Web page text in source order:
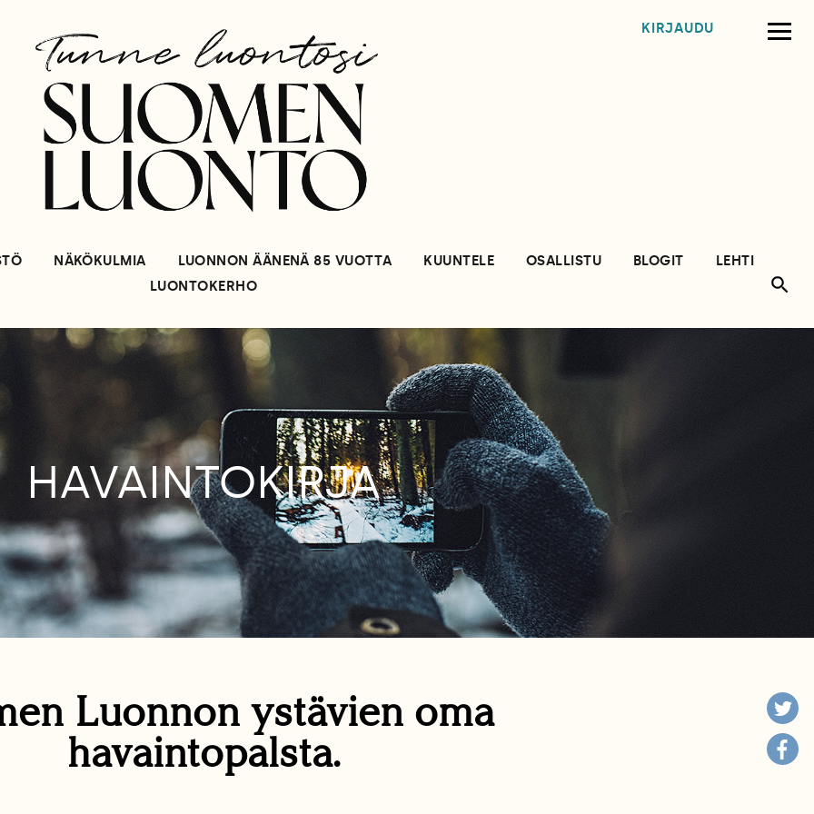
KIRJAUDU
NÄKÖKULMIA LUONNON ÄÄNENÄ 85 VUOTTA KUUNTELE OSALLISTU BLOGIT
LEHTI
LUONTOKERHO
HAVAINTOKIRJA
Luonnon ystävien oma
havaintopalsta.